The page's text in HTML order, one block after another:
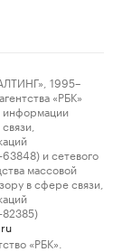
1995–
«РБК»
информации
и сетевого
массовой
в сфере связи,
«РБК».